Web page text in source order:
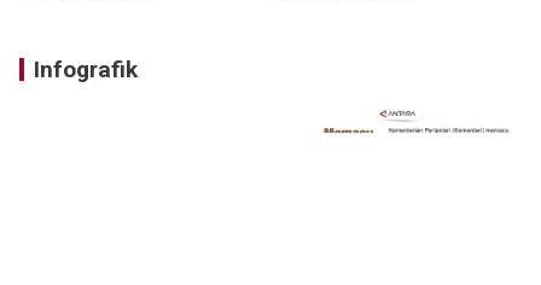
Infografik